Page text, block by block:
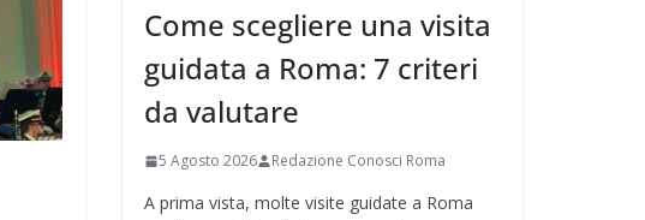
Come scegliere una visita
guidata a Roma: 7 criteri
da valutare
5 Agosto 2026 Redazione Conosci Roma
A prima vista, molte visite guidate a Roma